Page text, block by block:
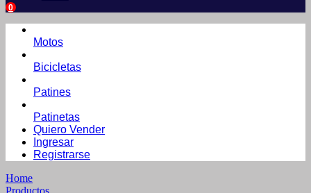
0
Motos
Bicicletas
Patines
Patinetas
Quiero Vender
Ingresar
Registrarse
Home
Productos